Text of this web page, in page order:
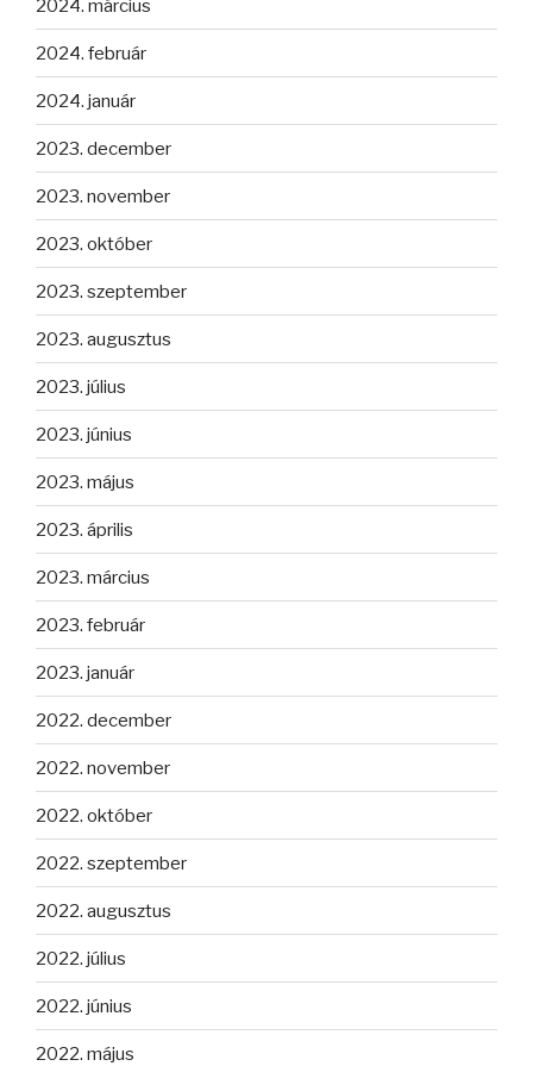
2024. március
2024. február
2024. január
2023. december
2023. november
2023. október
2023. szeptember
2023. augusztus
2023. július
2023. június
2023. május
2023. április
2023. március
2023. február
2023. január
2022. december
2022. november
2022. október
2022. szeptember
2022. augusztus
2022. július
2022. június
2022. május